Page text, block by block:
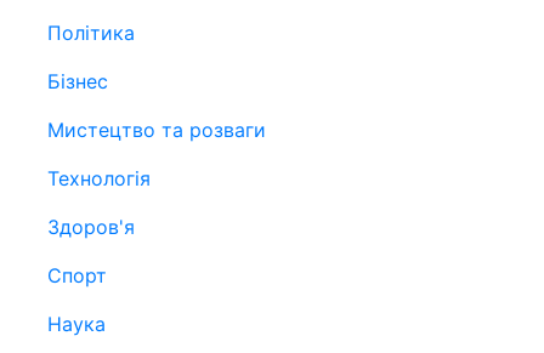
Політика
Бізнес
Мистецтво та розваги
Технологія
Здоров'я
Спорт
Наука